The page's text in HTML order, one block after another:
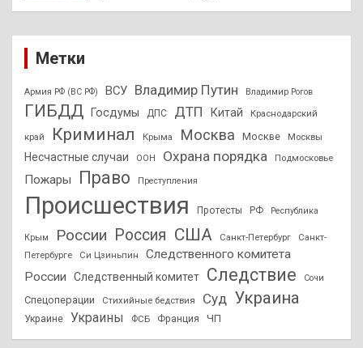
Метки
Армия РФ (ВС РФ) ВСУ Владимир Путин Владимир Рогов
ГИБДД Госдумы ДПС ДТП Китай Краснодарский
край Криминал Крыма Москва Москве Москвы
Несчастные случаи ООН Охрана порядка Подмосковье
Пожары Право Преступления
Происшествия Протесты РФ Республика
Крым России Россия США Санкт-Петербург
Санкт-
Петербурге
Си Цзиньпин
Следственного комитета
России
Следственный комитет Следствие Сочи
Спецоперации Стихийные бедствия Суд Украина
Украине Украины ФСБ Франция ЧП